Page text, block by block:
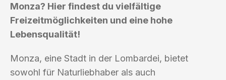
Monza? Hier findest du vielfältige
Freizeitmöglichkeiten und eine hohe
Lebensqualität!
Monza, eine Stadt in der Lombardei, bietet
sowohl für Naturliebhaber als auch